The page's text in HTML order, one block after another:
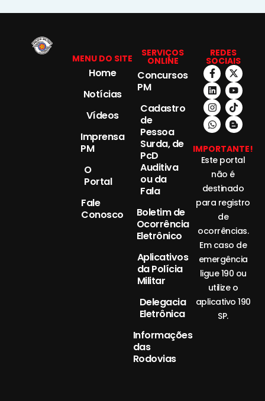
MENU DO SITE
Home
Notícias
Vídeos
Imprensa
PM
O
Portal
Fale
Conosco
SERVIÇOS
ONLINE
Concursos
PM
Cadastro
de
Pessoa
Surda, de
PcD
Auditiva
ou da
Fala
Boletim de
Ocorrência
Eletrônico
Aplicativos
da Polícia
Militar
Delegacia
Eletrônica
Informações
das
Rodovias
REDES
SOCIAIS
IMPORTANTE!
Este portal
não é
destinado
para registro
de
ocorrências.
Em caso de
emergência
ligue 190 ou
utilize o
aplicativo 190
SP.